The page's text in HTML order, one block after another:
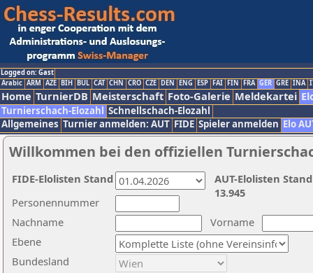
Logged on: Gast
Arabic ARM AZE BIH BUL CAT CHN CRO CZE DEN ENG ESP FAI FIN FRA GER GRE INA
Home TurnierDB Meisterschaft Foto-Galerie Meldekartei
Turnierschach-Elozahl Schnellschach-Elozahl
Allgemeines Turnier anmelden: AUT FIDE Spieler anmelden Elo
Willkommen bei den offiziellen
Nachname
Vorname
Ebene
Personennummer
Bundesland
AUT-Elolisten
13.945
FIDE-Elolisten Stand